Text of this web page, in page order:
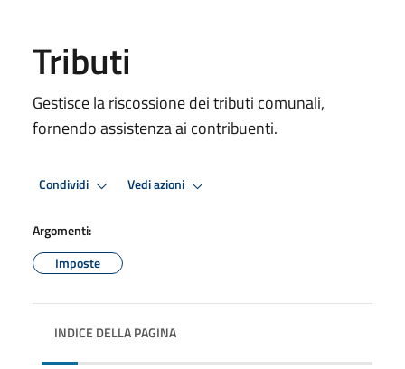
Tributi
Gestisce la riscossione dei tributi comunali,
fornendo assistenza ai contribuenti.
Condividi Vedi azioni
Argomenti:
Imposte
INDICE DELLA PAGINA